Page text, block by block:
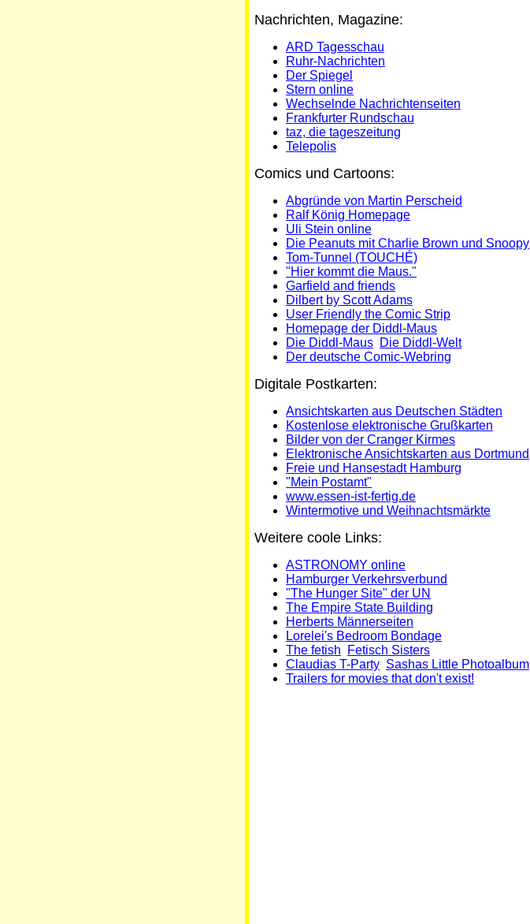
Nachrichten, Magazine:
ARD Tagesschau
Ruhr-Nachrichten
Der Spiegel
Stern online
Wechselnde Nachrichtenseiten
Frankfurter Rundschau
taz, die tageszeitung
Telepolis
Comics und Cartoons:
Abgründe von Martin Perscheid
Ralf König Homepage
Uli Stein online
Die Peanuts mit Charlie Brown und Snoopy
Tom-Tunnel (TOUCHÉ)
"Hier kommt die Maus."
Garfield and friends
Dilbert by Scott Adams
User Friendly the Comic Strip
Homepage der Diddl-Maus
Die Diddl-Maus Die Diddl-Welt
Der deutsche Comic-Webring
Digitale Postkarten:
Ansichtskarten aus Deutschen Städten
Kostenlose elektronische Grußkarten
Bilder von der Cranger Kirmes
Elektronische Ansichtskarten aus Dortmund
Freie und Hansestadt Hamburg
"Mein Postamt"
www.essen-ist-fertig.de
Wintermotive und Weihnachtsmärkte
Weitere coole Links:
ASTRONOMY online
Hamburger Verkehrsverbund
"The Hunger Site" der UN
The Empire State Building
Herberts Männerseiten
Lorelei's Bedroom Bondage
The fetish
Fetisch Sisters
Claudias T-Party Sashas Little Photoalbum
Trailers for movies that don't exist!